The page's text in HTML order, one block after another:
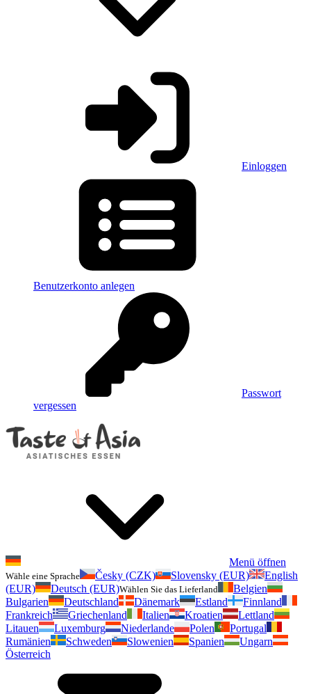
Einloggen
Benutzerkonto anlegen
Passwort
vergessen
Menü öffnen
Wähle eine Sprache Česky (CZK) Slovensky (EUR)
English
(EUR)
Deutsch (EUR)Wählen Sie das Lieferland
Belgien
Bulgarien
Deutschland Dänemark Estland
Finnland
Frankreich
Griechenland Italien Kroatien
Lettland
Litauen
Luxemburg Niederlande Polen
Portugal
Rumänien
Schweden Slowenien Spanien
Ungarn
Österreich